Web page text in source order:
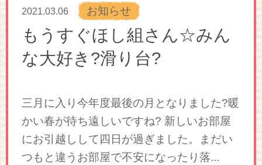
2021.03.06 お知らせ
もうすぐほし組さん☆みん
な大好き?滑り台?
三月に入り今年度最後の月となりました?暖
かい春が待ち遠しいですね? 新しいお部屋
にお引越しして四日が過ぎました。まだい
つもと違うお部屋で不安になったり落...